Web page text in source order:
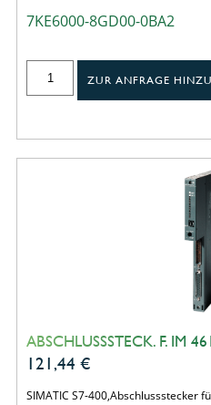
7KE6000-8GD00-0BA2
ZUR ANFRAGE
ABSCHLUSSSTECK. F. IM
121,44 €
SIMATIC S7-400,Abschlussstecker